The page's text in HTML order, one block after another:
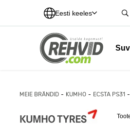
Eesti keeles
MEIE BRÄNDID KUMHO ECSTA PS31